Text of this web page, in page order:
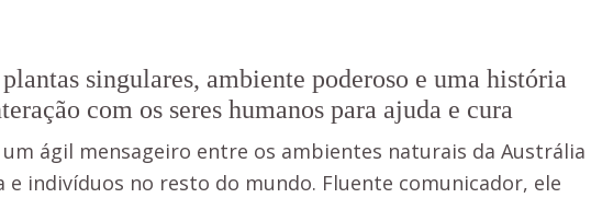
singulares, ambiente poderoso e uma história
com os seres humanos para ajuda e cura
ágil mensageiro entre os ambientes naturais da Austrália
e indivíduos no resto do mundo. Fluente comunicador, ele